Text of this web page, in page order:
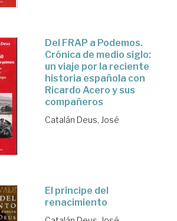
Del FRAP a Podemos.
Crónica de medio siglo:
un viaje por la reciente
historia española con
Ricardo Acero y sus
compañeros
Catalán Deus, José
El príncipe del
renacimiento